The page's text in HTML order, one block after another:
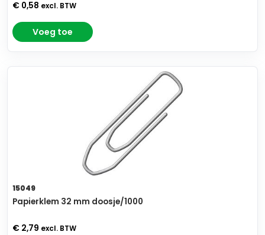
€ 0,58 excl. BTW
Voeg toe
15049
Papierklem 32 mm doosje/1000
€ 2,79 excl. BTW